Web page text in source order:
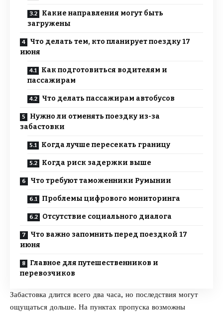
Какие направления могут быть
загружены
Что делать тем, кто планирует поездку 17
июня
Как подготовиться водителям и
пассажирам
Что делать пассажирам автобусов
Нужно ли отменять поездку из-за
забастовки
Когда лучше пересекать границу
Когда риск задержки выше
Что требуют таможенники Румынии
Проблемы цифрового мониторинга
Отсутствие социального диалога
Что важно запомнить перед поездкой 17
июня
Главное для путешественников и
перевозчиков
Забастовка длится всего два часа, но последствия могут
ощущаться дольше. На пунктах пропуска возможны